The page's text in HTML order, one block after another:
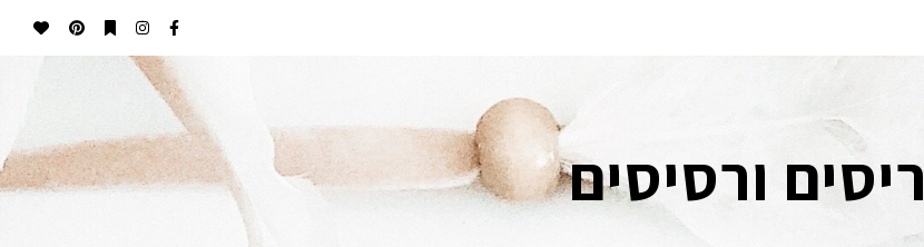
ריסים ורסיסים